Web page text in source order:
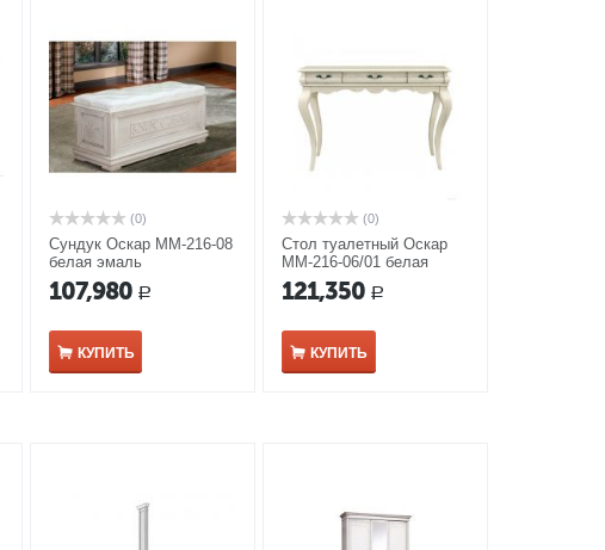
(0)
Сундук Оскар ММ-216-08
белая эмаль
107,980 Р
КУПИТЬ
(0)
Стол туалетный Оскар
ММ-216-06/01 белая
эмаль
121,350 Р
КУПИТЬ